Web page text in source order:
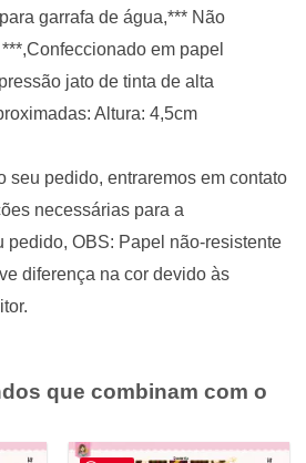
garrafa de água,*** Não
em papel
jato de tinta de alta
Altura: 4,5cm
seu pedido, entraremos em contato
necessárias para a
pedido, OBS: Papel não-resistente
diferença na cor devido às
que combinam com o